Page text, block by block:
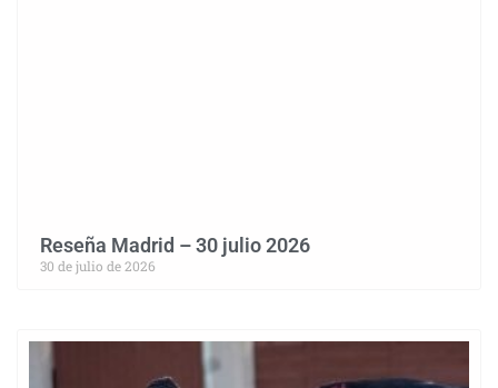
Reseña Madrid – 30 julio 2026
30 de julio de 2026